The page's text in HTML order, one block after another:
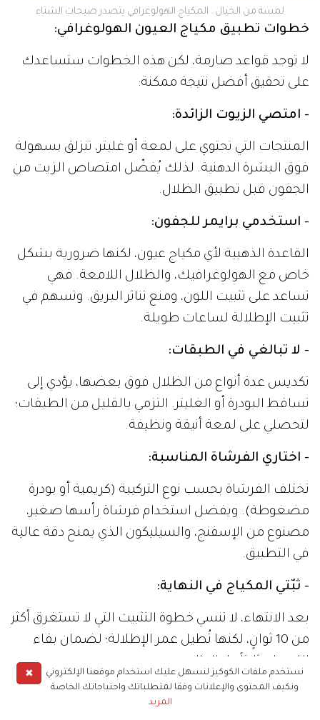
لمسة من الخيال.. المكياج الهولوغرافي يتصدر صيحات الشتاء
خطوات تطبيق مكياج العيون الهولوغرافي:
لا توجد قواعد صارمة، لكن هذه الخطوات ستساعدك
على تحقيق أفضل نتيجة ممكنة:
- امتصي الزيوت الزائدة:
المنتجات التي تحتوي على لمعة أو غليتر، تنزلق بسهولة
فوق البشرة الدهنية. لذلك يُفضّل امتصاص الزيت من
الجفون قبل تطبيق الظلال.
- استخدمي برايمر للجفون:
القاعدة الذهبية لأي مكياج عيون، لكنها ضرورية بشكل
خاص مع الهولوغرافيك، والظلال اللامعة. فهي
تساعد على تثبيت اللون، ومنع تناثر البريق. وتسهم في
تثبيت الإطلالة لساعات طويلة.
- لا تبالغي في الطبقات:
تكديس عدة أنواع من الظلال فوق بعضها، يؤدي إلى
تساقط البودرة أو الغليتر. التزمي بالقليل من الطبقات؛
لتحصلي على لمعة أنيقة ونظيفة.
- اختاري الفرشاة المناسبة:
تختلف الفرشاة بحسب نوع التركيبة (كريمية أو بودرة
مضغوطة). ويفضل استخدام فرشاة رأسها صغير،
مصنوع من الإسفنج، والسيليكون الذي يمنح دقة عالية
في التطبيق.
- ثبّتي المكياج في النهاية:
بعد الانتهاء، لا تنسي خطوة التثبيت التي لا تستغرق أكثر
من 10 ثوانٍ، لكنها تُطيل عمر الإطلالة؛ لضمان بقاء
جمال هذه الصيحة في أنها قابلة للتخصيص، ويمكن
✖
نستخدم ملفات الكوكيز لنسهل عليك استخدام موقعنا الإلكتروني
ونكيف المحتوى والإعلانات وفقا لمتطلباتك واحتياجاتك الخاصة
المزيد